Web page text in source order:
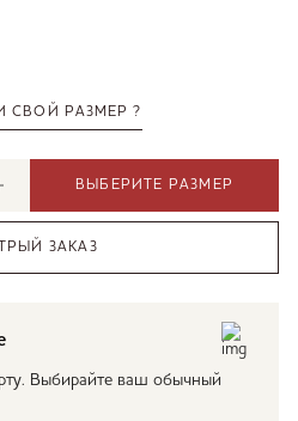
СВОЙ РАЗМЕР ?
ВЫБЕРИТЕ РАЗМЕР
ЗАКАЗ
Выбирайте ваш обычный